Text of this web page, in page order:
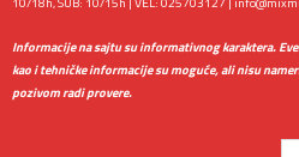
Informacije na sajtu su informativnog karaktera.
kao i tehničke informacije su moguće, ali nisu
pozivom radi provere.